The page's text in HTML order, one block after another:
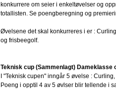
konkurrere om seier i enkeltøvelser og
totallisten. Se poengberegning og
Øvelsene det skal konkurreres i er :
og frisbeegolf.
Teknisk cup (Sammenlagt) Dameklasse
I "Teknisk cupen" inngår 5 øvelse :
Poeng i opptil 4 av 5 øvlser blir tellende i